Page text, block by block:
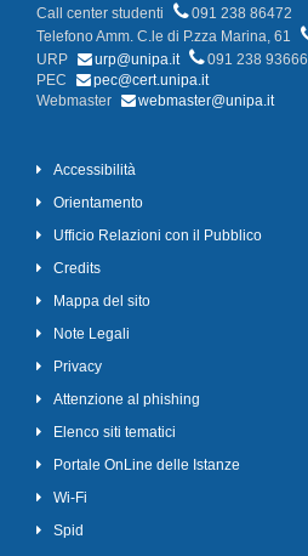
Call center studenti
091 238 86472
Telefono Amm. C.le di P.zza Marina, 61
URP
urp@unipa.it
091 238 93666
PEC
pec@cert.unipa.it
Webmaster
webmaster@unipa.it
Accessibilità
Orientamento
Ufficio Relazioni con il Pubblico
Credits
Mappa del sito
Note Legali
Privacy
Attenzione al phishing
Elenco siti tematici
Portale OnLine delle Istanze
Wi-Fi
Spid